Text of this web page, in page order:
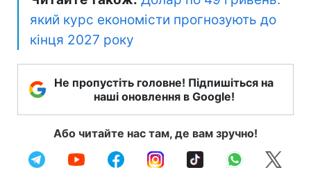
який курс економісти прогнозують до
кінця 2027 року
Не пропустіть головне! Підпишіться на
наші оновлення в Google!
Або читайте нас там, де вам зручно!